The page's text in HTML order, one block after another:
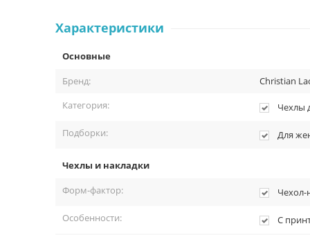
У нас вы можете приобрести любые аксессуары, не
вам, подойдет ли выбранный аксессуар к вашему
любой город России и сделаем это в максимально
Характеристики
Основные
Бренд:
Christian
Категория:
Чехлы
Подборки: Для
Чехлы и накладки
Форм-фактор:
Чехол-
Особенности: С